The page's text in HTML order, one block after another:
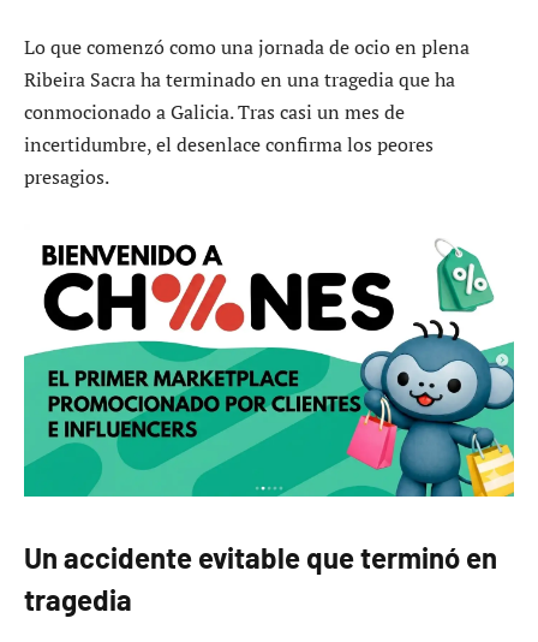
Lo que comenzó como una jornada de ocio en plena
Ribeira Sacra ha terminado en una tragedia que ha
conmocionado a Galicia. Tras casi un mes de
incertidumbre, el desenlace confirma los peores
presagios.
Un accidente evitable que terminó en
tragedia